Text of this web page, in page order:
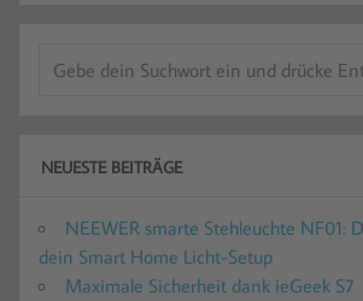
NEUESTE BEITRÄGE
NEEWER smarte Stehleuchte NF01:
dein Smart Home Licht-Setup
Maximale Sicherheit dank ieGeek S7